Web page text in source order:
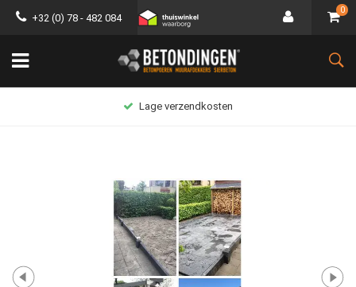
+32 (0) 78 - 482 084
0
Lage verzendkosten